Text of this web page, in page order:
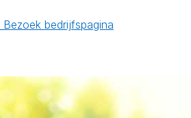
Bezoek bedrijfspagina